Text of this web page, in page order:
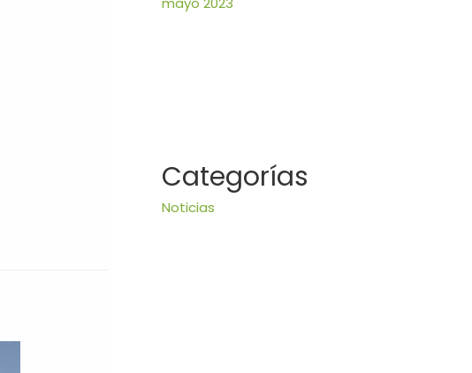
Categorías
Noticias